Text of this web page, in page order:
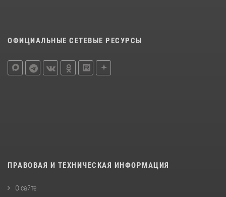
ОФИЦИАЛЬНЫЕ СЕТЕВЫЕ РЕСУРСЫ
ПРАВОВАЯ И ТЕХНИЧЕСКАЯ ИНФОРМАЦИЯ
О сайте